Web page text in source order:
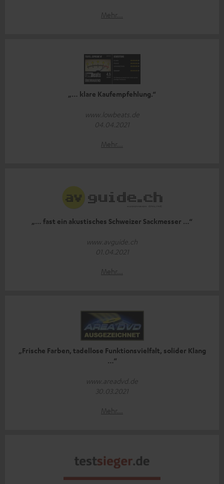
Mehr...
„… klare Kaufempfehlung.“
www.lowbeats.de
04.04.2021
Mehr...
„… fast ein akustisches Schweizer Sackmesser …“
www.avguide.ch
01.04.2021
Mehr...
„Frische Farben, tadellose Funktionsvielfalt, solider Klang
…“
www.areadvd.de
30.03.2021
Mehr...